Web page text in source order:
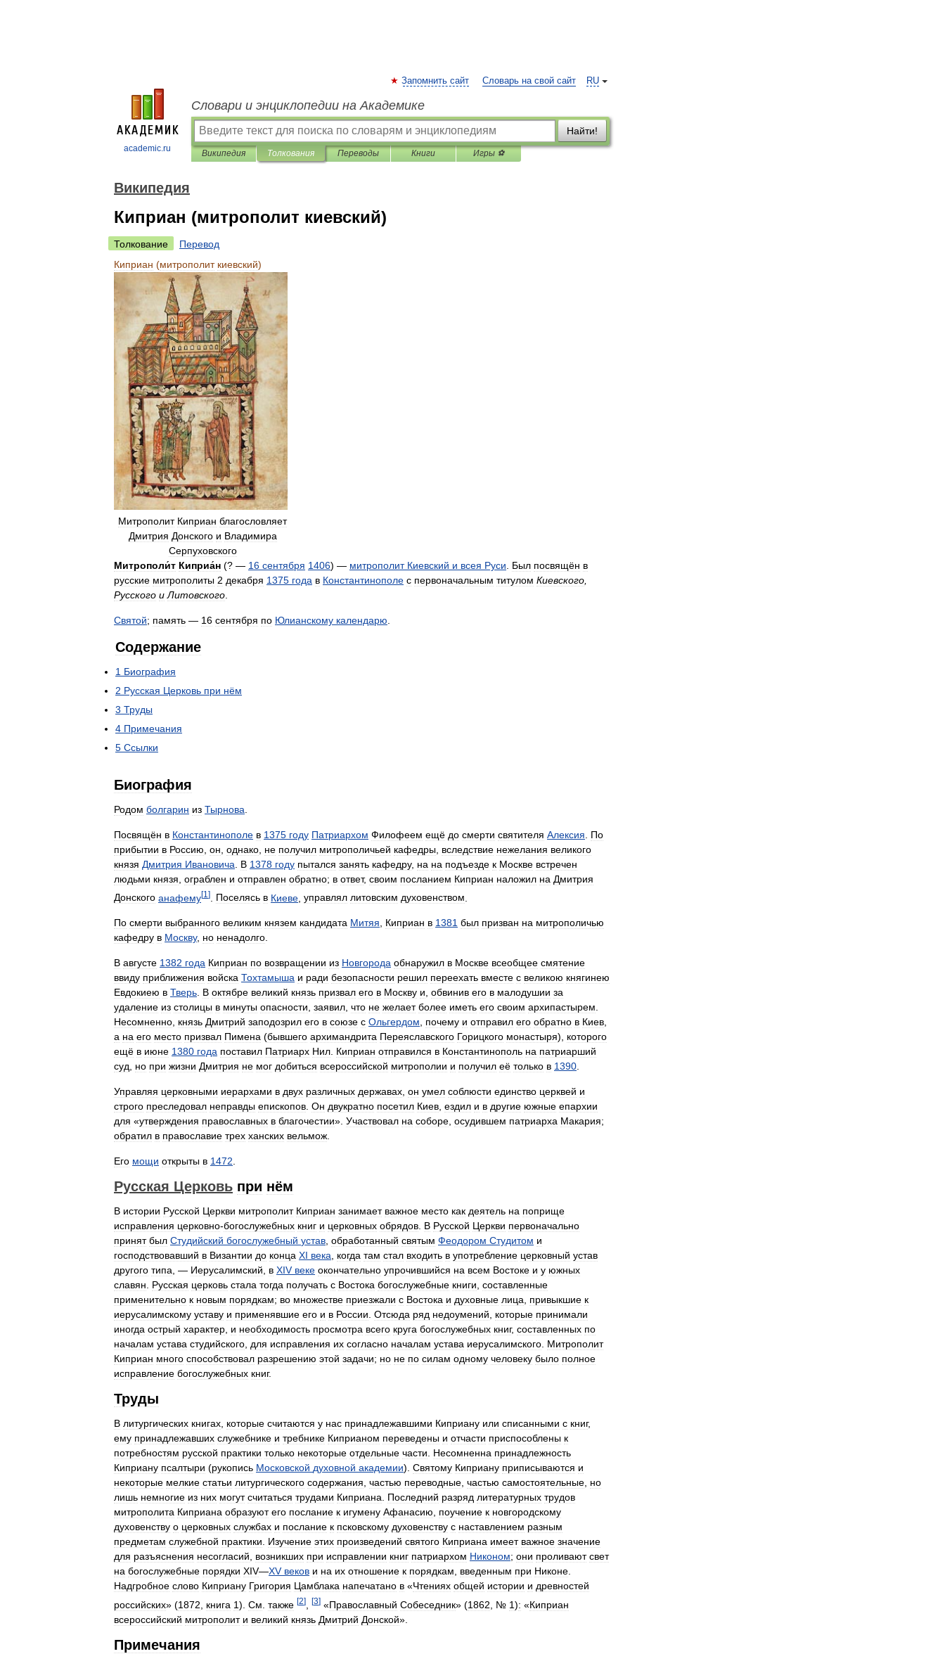
academic.ru
RU
Запомнить сайт Словарь на свой сайт
Словари и энциклопедии на Академике
Найти!
Википедия Толкования Переводы Книги Игры ⚽
Википедия
Киприан (митрополит киевский)
Толкование
Перевод
Киприан (митрополит киевский)
Митрополит Киприан благословляет
Дмитрия Донского и Владимира
Серпуховского
Митрополи́т Киприа́н (? — 16 сентября 1406) — митрополит Киевский и всея Руси Был посвящён в
русские митрополиты 2 декабря 1375 года в Константинополе с первоначальным титулом Киевского
Русского и Литовского
Святой; память — 16 сентября по Юлианскому календарю
Содержание
1 Биография
2 Русская Церковь при нём
3 Труды
4 Примечания
5 Ссылки
Биография
Родом болгарин из Тырнова
Посвящён в Константинополе в 1375 году Патриархом Филофеем ещё до смерти святителя Алексия
По
прибытии в Россию он однако не получил митрополичьей кафедры вследствие нежелания великого
князя Дмитрия Ивановича В 1378 году пытался занять кафедру, на на подъезде к Москве встречен
людьми князя ограблен и отправлен обратно; в ответ, своим посланием Киприан наложил на Дмитрия
Донского анафему[1 ] Поселясь в Киеве управлял литовским духовенством
По смерти выбранного великим князем кандидата Митяя, Киприан в 1381 был призван на митрополичью
кафедру в Москву, но ненадолго.
В августе 1382 года Киприан по возвращении из Новгорода обнаружил в Москве всеобщее смятение
ввиду приближения войска Тохтамыша и ради безопасности решил переехать вместе с великою княгинею
Евдокиею в Тверь. В октябре великий князь призвал его в Москву и, обвинив его в малодушии за
удаление из столицы в минуты опасности, заявил, что не желает более иметь его своим архипастырем.
Несомненно, князь Дмитрий заподозрил его в союзе с Ольгердом, почему и отправил его обратно в Киев,
а на его место призвал Пимена (бывшего архимандрита Переяславского Горицкого монастыря), которого
ещё в июне 1380 года поставил Патриарх Нил. Киприан отправился в Константинополь на патриарший
суд, но при жизни Дмитрия не мог добиться всероссийской митрополии и получил её только в 1390.
Управляя церковными иерархами в двух различных державах, он умел соблюсти единство церквей и
строго преследовал неправды епископов. Он двукратно посетил Киев, ездил и в другие южные епархии
для «утверждения православных в благочестии». Участвовал на соборе, осудившем патриарха Макария;
обратил в православие трех ханских вельмож.
Его мощи открыты в 1472.
Русская Церковь при нём
В истории Русской Церкви митрополит Киприан занимает важное место как деятель на поприще
исправления церковно-богослужебных книг и церковных обрядов. В Русской Церкви первоначально
принят был Студийский богослужебный устав, обработанный святым Феодором Студитом и
господствовавший в Византии до конца XI века, когда там стал входить в употребление церковный устав
другого типа, — Иерусалимский, в XIV веке окончательно упрочившийся на всем Востоке и у южных
славян. Русская церковь стала тогда получать с Востока богослужебные книги, составленные
применительно к новым порядкам; во множестве приезжали с Востока и духовные лица, привыкшие к
иерусалимскому уставу и применявшие его и в России. Отсюда ряд недоумений, которые принимали
иногда острый характер, и необходимость просмотра всего круга богослужебных книг, составленных по
началам устава студийского, для исправления их согласно началам устава иерусалимского. Митрополит
Киприан много способствовал разрешению этой задачи; но не по силам одному человеку было полное
исправление богослужебных книг.
Труды
В литургических книгах, которые считаются у нас принадлежавшими Киприану или списанными с книг,
ему принадлежавших служебнике и требнике Киприаном переведены и отчасти приспособлены к
потребностям русской практики только некоторые отдельные части. Несомненна принадлежность
Киприану псалтыри (рукопись Московской духовной академии). Святому Киприану приписываются и
некоторые мелкие статьи литургического содержания, частью переводные, частью самостоятельные, но
лишь немногие из них могут считаться трудами Киприана. Последний разряд литературных трудов
митрополита Киприана образуют его послание к игумену Афанасию, поучение к новгородскому
духовенству о церковных службах и послание к псковскому духовенству с наставлением разным
предметам служебной практики. Изучение этих произведений святого Киприана имеет важное значение
для разъяснения несогласий, возникших при исправлении книг патриархом Никоном; они проливают свет
на богослужебные порядки XIV—XV веков и на их отношение к порядкам, введенным при Никоне.
Надгробное слово Киприану Григория Цамблака напечатано в «Чтениях общей истории и древностей
российских» (1872 книга 1). См также [2] [3] «Православный Собеседник» (1862 , № 1): «Киприан
всероссийский митрополит и великий князь Дмитрий Донской».
Примечания